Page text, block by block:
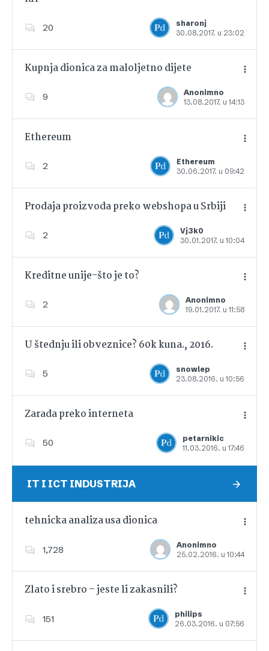
20
sharonj
30.08.2017. u 23:02
Dodajte u favorite
Kupnja dionica za maloljetno dijete
9
Anonimno
13.08.2017. u 14:13
Dodajte u favorite
Ethereum
2
Ethereum
30.06.2017. u 09:42
Dodajte u favorite
Prodaja proizvoda preko webshopa u Srbiji
2
Vj3k0
30.01.2017. u 10:04
Dodajte u favorite
Kreditne unije-što je to?
2
Anonimno
19.01.2017. u 11:58
Dodajte u favorite
U štednju ili obveznice? 60k kuna., 2016.
5
snowlep
23.08.2016. u 10:56
Dodajte u favorite
Zarada preko interneta
50
petarnikic
11.03.2016. u 17:46
Dodajte u favorite
IT I ICT INDUSTRIJA
tehnicka analiza usa dionica
1,728
Anonimno
25.02.2016. u 10:44
Dodajte u favorite
Zlato i srebro – jeste li zakasnili?
151
philips
26.03.2016. u 07:56
Dodajte u favorite